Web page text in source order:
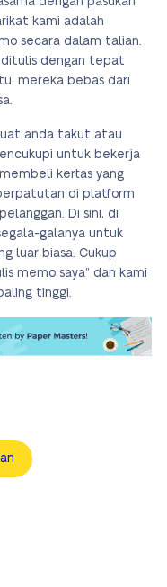
kami adalah
secara dalam talian.
dengan tepat
mereka bebas dari
anda takut atau
untuk bekerja
kertas yang
di platform
Di sini, di
galanya untuk
luar biasa. Cukup
memo saya” dan kami
tinggi.